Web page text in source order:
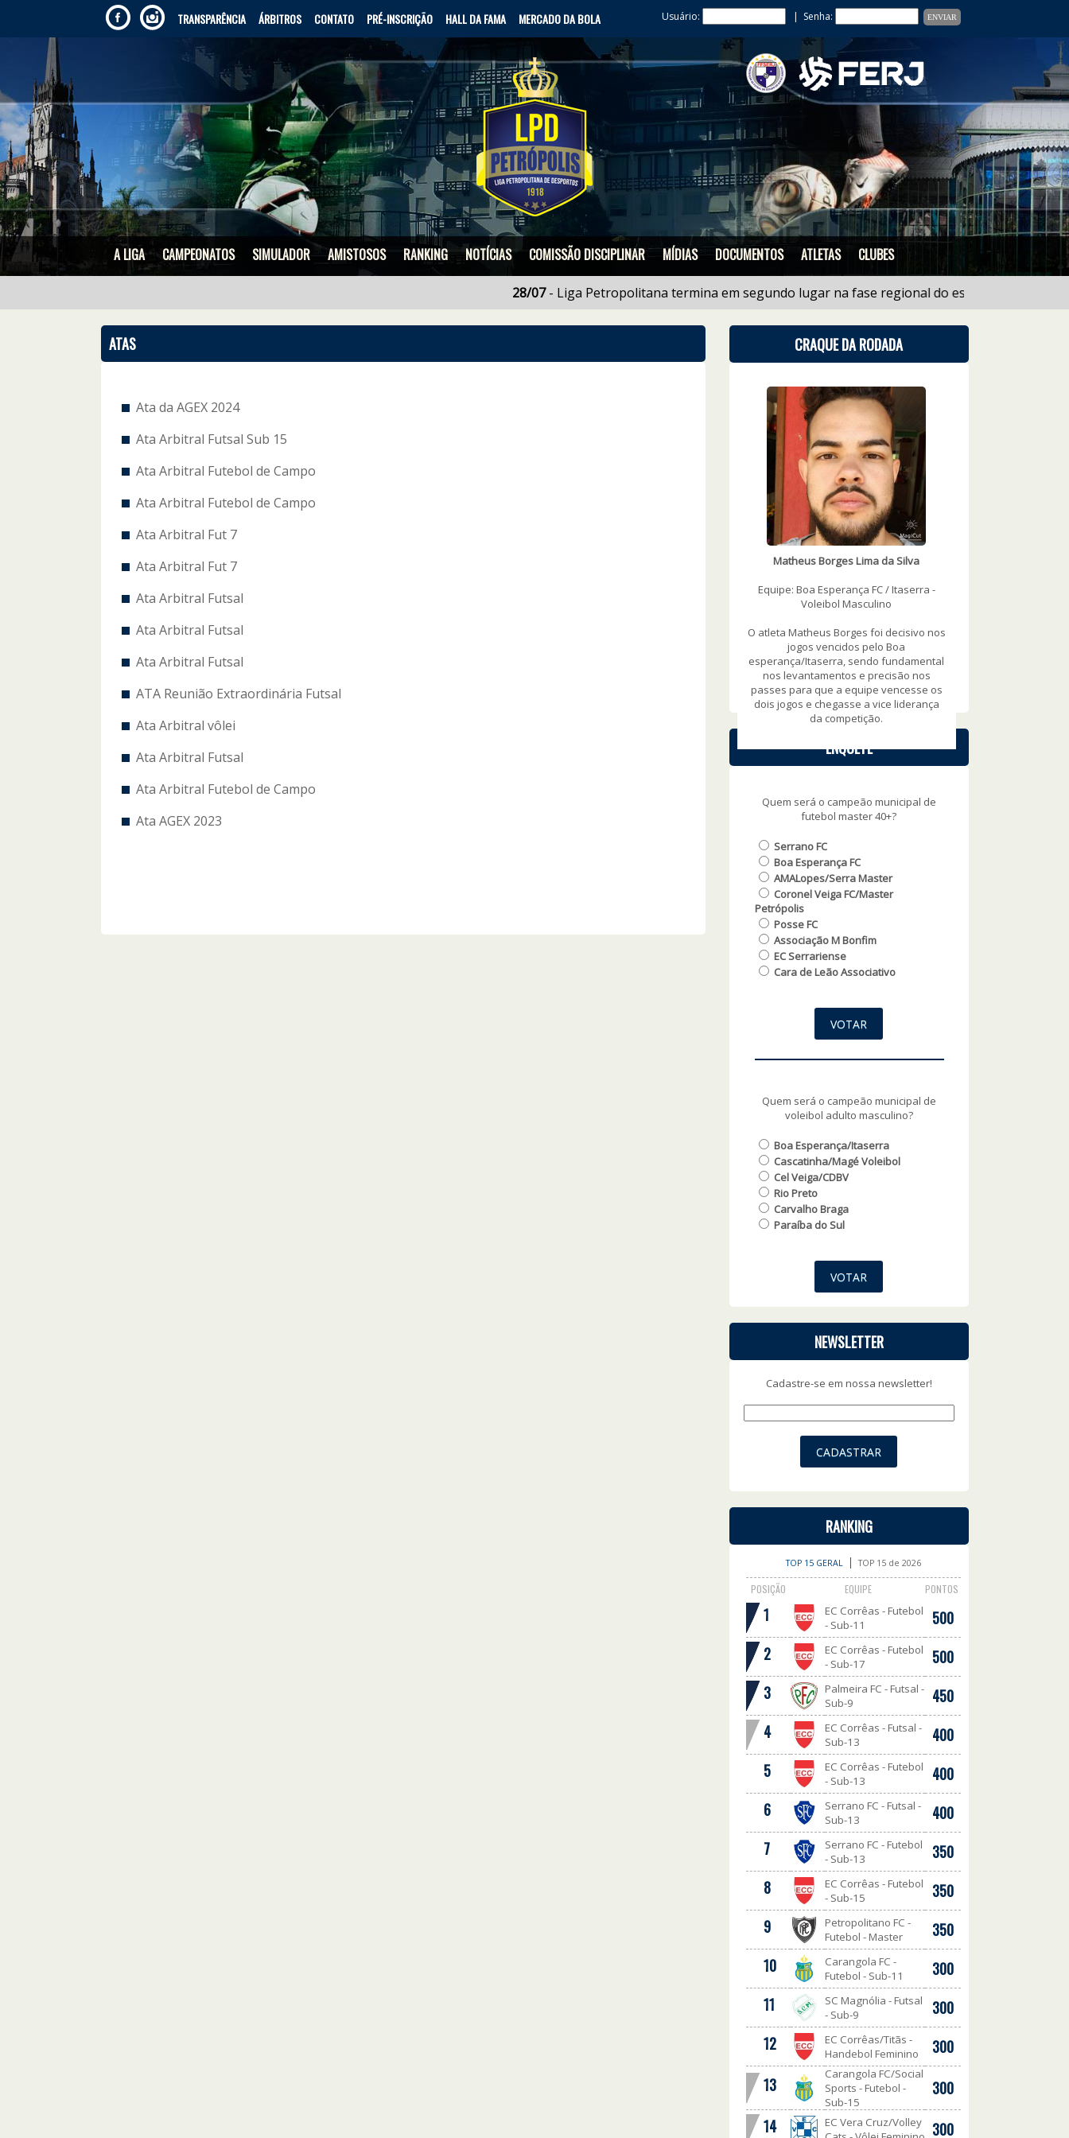
TRANSPARÊNCIA ÁRBITROS CONTATO PRÉ-INSCRIÇÃO HALL DA FAMA MERCADO DA BOLA Usuário: | Senha:
A LIGA CAMPEONATOS SIMULADOR AMISTOSOS RANKING NOTÍCIAS COMISSÃO DISCIPLINAR MÍDIAS DOCUMENTOS ATLETAS CLUBES
- Liga Petropolitana termina em segundo lugar na fase regional do estadual de Ligas
ATAS
Ata da AGEX 2024
Ata Arbitral Futsal Sub 15
Ata Arbitral Futebol de Campo
Ata Arbitral Futebol de Campo
Ata Arbitral Fut 7
Ata Arbitral Fut 7
Ata Arbitral Futsal
Ata Arbitral Futsal
Ata Arbitral Futsal
ATA Reunião Extraordinária Futsal
Ata Arbitral vôlei
Ata Arbitral Futsal
Ata Arbitral Futebol de Campo
Ata AGEX 2023
CRAQUE DA RODADA
WOWSlider.com
Matheus Borges Lima da Silva
Equipe: Boa Esperança FC / Itaserra -
Voleibol Masculino
O atleta Matheus Borges foi decisivo nos
jogos vencidos pelo Boa
esperança/Itaserra, sendo fundamental
nos levantamentos e precisão nos
passes para que a equipe vencesse os
dois jogos e chegasse a vice liderança
da competição.
ENQUETE
Quem será o campeão municipal de
futebol master 40+?
Serrano FC
Boa Esperança FC
AMALopes/Serra Master
Coronel Veiga FC/Master
Petrópolis
Posse FC
Associação M Bonfim
EC Serrariense
Cara de Leão Associativo
Quem será o campeão municipal de
voleibol adulto masculino?
Boa Esperança/Itaserra
Cascatinha/Magé Voleibol
Cel Veiga/CDBV
Rio Preto
Carvalho Braga
Paraíba do Sul
NEWSLETTER
Cadastre-se em nossa newsletter!
RANKING